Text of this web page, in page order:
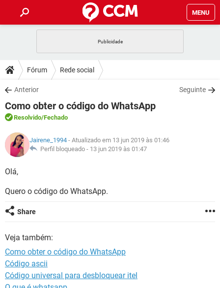
MENU
CELULAR
OUTLOOK
INSTAGRAM GMAIL
GUIA DE COMPRAS
DICAS
JOGOS
OUTLOOK
INSTAGRAM
GUIA DE COMPRAS
DOWNLOADS
JOGOS WHATSAPP
CELULAR
OUTLOOK EXCEL
INSTAGRAM
GUIA DE COMPRAS
FÓRUM
JOGOS
CELULAR FACEBOOK
GLOSSÁRIO
JOGOS
CELULAR
OUTLOOK
INSTAGRAM
Fórum Rede social
Anterior Seguinte
Como obter o código do WhatsApp
Resolvido/Fechado
Jairene_1994 - Atualizado em 13 jun 2019 às 01:46
Perfil bloqueado - 13 jun 2019 às 01:47
Olá,
Quero o código do WhatsApp.
Share
Veja também:
Como obter o código do WhatsApp
Código ascii
Código universal para desbloquear itel